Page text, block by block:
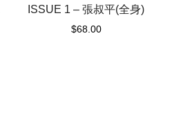
ISSUE 1 – 張叔平(全身)
$68.00